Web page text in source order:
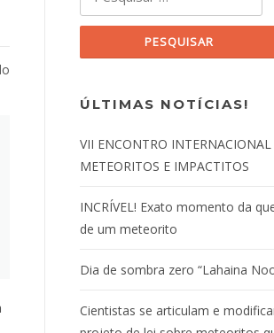
ÚLTIMAS NOTÍCIAS!
VII ENCONTRO
METEORITOS E IMPACTITOS
INCRÍVEL! Exato momento da
de um meteorito
Dia de sombra zero “Lahaina
Cientistas se articulam e